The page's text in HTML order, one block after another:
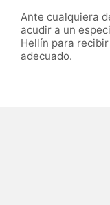
Ante cualquiera
acudir a un
Hellín para
adecuado.